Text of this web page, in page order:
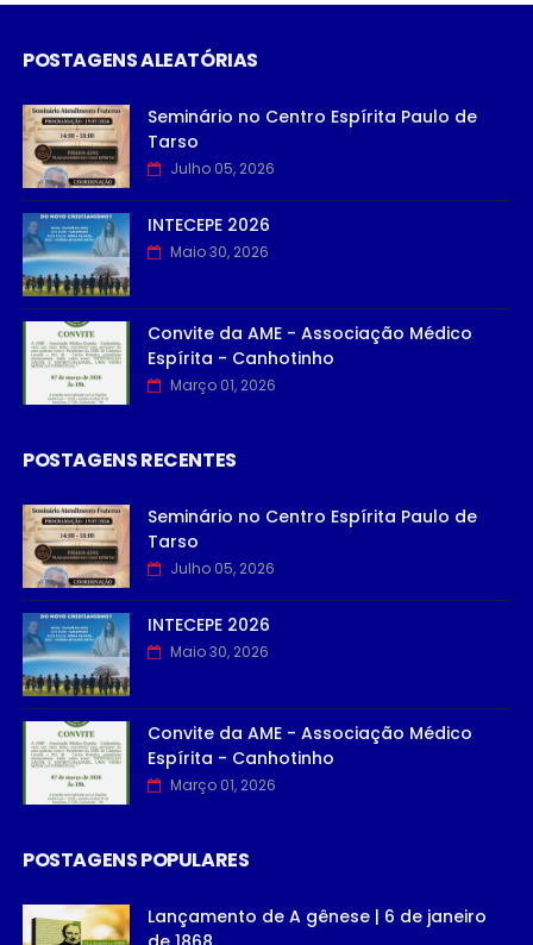
POSTAGENS ALEATÓRIAS
Seminário no Centro Espírita Paulo de
Tarso
Julho 05, 2026
INTECEPE 2026
Maio 30, 2026
Convite da AME - Associação Médico
Espírita - Canhotinho
Março 01, 2026
POSTAGENS RECENTES
Seminário no Centro Espírita Paulo de
Tarso
Julho 05, 2026
INTECEPE 2026
Maio 30, 2026
Convite da AME - Associação Médico
Espírita - Canhotinho
Março 01, 2026
POSTAGENS POPULARES
Lançamento de A gênese | 6 de janeiro